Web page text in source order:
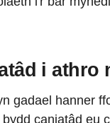
i athro
gadael hanner
caniatâd eu